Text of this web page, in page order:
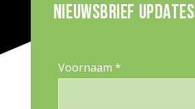
Nieuwsbrief updates
Voornaam *